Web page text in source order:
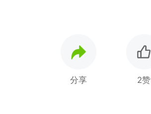
分享 2赞